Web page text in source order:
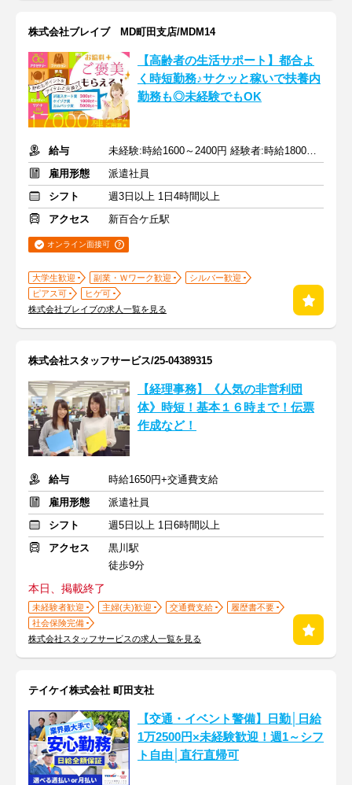
株式会社ブレイブ MD町田支店/MDM14
【高齢者の生活サポート】都合よ
く時短勤務♪サクッと稼いで扶養内
勤務も◎未経験でもOK
給与
未経験:時給1600～2400円 経験者:時給1800～2700円+交通費全額
雇用形態
派遣社員
シフト
週3日以上 1日4時間以上
アクセス
新百合ケ丘駅
オンライン面接可
大学生歓迎 副業・Ｗワーク歓迎
シルバー歓迎
ピアス可
ヒゲ可
株式会社ブレイブの求人一覧を見る
株式会社スタッフサービス/25-04389315
【経理事務】《人気の非営利団
体》時短！基本１６時まで！伝票
作成など！
給与
時給1650円+交通費支給
雇用形態
派遣社員
シフト
週5日以上 1日6時間以上
アクセス
黒川駅
徒歩9分
本日、掲載終了
未経験者歓迎 主婦(夫)歓迎 交通費支給
履歴書不要
社会保険完備
株式会社スタッフサービスの求人一覧を見る
テイケイ株式会社 町田支社
【交通・イベント警備】日勤│日給
1万2500円×未経験歓迎！週1～シフ
ト自由│直行直帰可